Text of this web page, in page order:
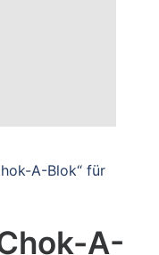
A-Blok“ für
A-